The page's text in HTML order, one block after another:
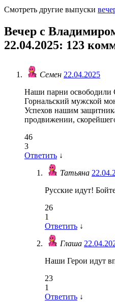
Смотреть другие выпуски
Вечер с
22.04.2025: 123
Семен 22.04.2025
Наши парни освободили
Горнальский мужской
Успехов нашим
продвижении,
46
3
Ответить ↓
Татьяна
Русские идут!
26
1
Ответить ↓
Глаша
Наши Герои идут
23
1
Ответить ↓